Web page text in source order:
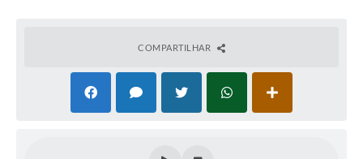
COMPARTILHAR